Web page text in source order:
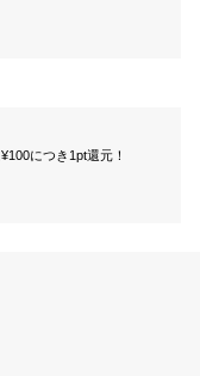
につき1pt還元！